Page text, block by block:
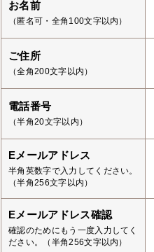
お名前
（匿名可・全角100文字以内）
ご住所
（全角200文字以内）
電話番号
（半角20文字以内）
Eメールアドレス
半角英数字で入力してください。
（半角256文字以内）
Eメールアドレス確認
確認のためにもう一度入力してく
ださい。（半角256文字以内）